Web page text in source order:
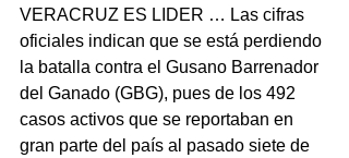
VERACRUZ ES LIDER … Las cifras
oficiales indican que se está perdiendo
la batalla contra el Gusano Barrenador
del Ganado (GBG), pues de los 492
casos activos que se reportaban en
gran parte del país al pasado siete de